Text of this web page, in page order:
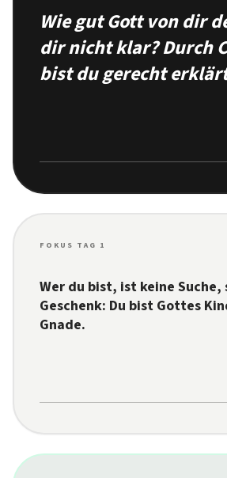
Wie gut Gott von dir
dir nicht klar? Durch
bist du gerecht
FOKUS TAG 1
Wer du bist, ist keine Suche,
Geschenk: Du bist Gottes
Gnade.